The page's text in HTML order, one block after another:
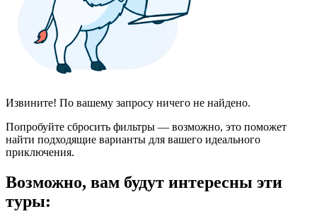
Извините! По вашему запросу ничего не найдено.
Попробуйте сбросить фильтры — возможно, это поможет
найти подходящие варианты для вашего идеального
приключения.
Возможно, вам будут интересны эти
туры: